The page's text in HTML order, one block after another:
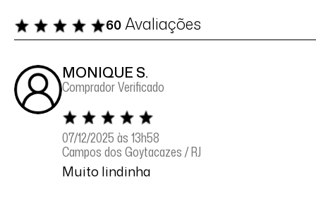
60Avaliações
MONIQUE S.
Comprador Verificado
07/12/2025 às 13h58
Campos dos Goytacazes / RJ
Muito lindinha